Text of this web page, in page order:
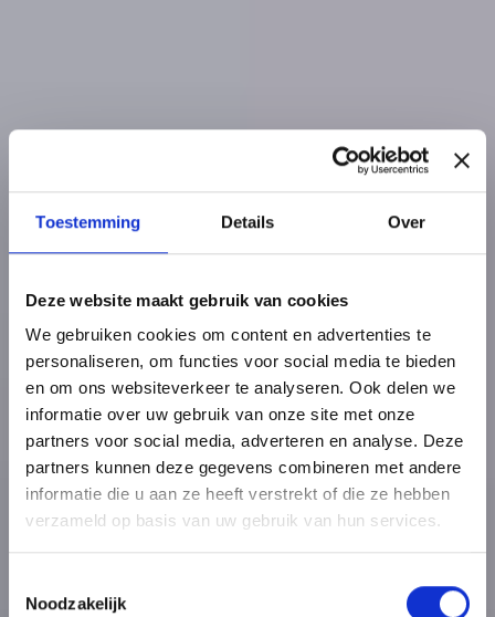
Toestemming Details Over
Deze website maakt gebruik van cookies
We gebruiken cookies om content en advertenties te
personaliseren, om functies voor social media te bieden
en om ons websiteverkeer te analyseren. Ook delen we
informatie over uw gebruik van onze site met onze
partners voor social media, adverteren en analyse. Deze
partners kunnen deze gegevens combineren met andere
informatie die u aan ze heeft verstrekt of die ze hebben
verzameld op basis van uw gebruik van hun services.
Noodzakelijk